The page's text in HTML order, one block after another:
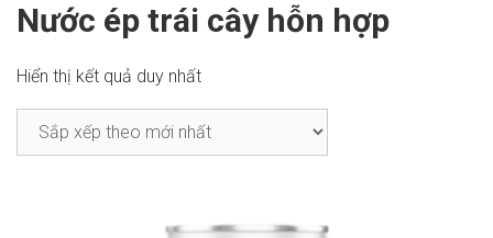
Nước ép trái cây hỗn hợp
Hiển thị kết quả duy nhất